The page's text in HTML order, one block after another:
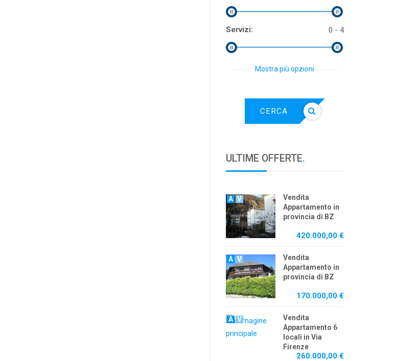
Servizi: 0 - 4
Mostra più opzioni
CERCA
ULTIME OFFERTE.
A V
Vendita
Appartamento in
provincia di BZ
420.000,00 €
A V
Vendita
Appartamento in
provincia di BZ
170.000,00 €
A V
Vendita
Appartamento 6
locali in Via
Firenze
260.000,00 €